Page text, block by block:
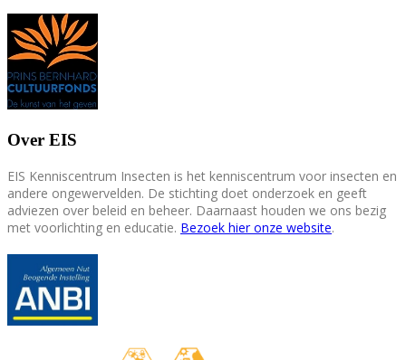
Over EIS
EIS Kenniscentrum Insecten is het kenniscentrum voor insecten en
andere ongewervelden. De stichting doet onderzoek en geeft
adviezen over beleid en beheer. Daarnaast houden we ons bezig
met voorlichting en educatie. Bezoek hier onze website.